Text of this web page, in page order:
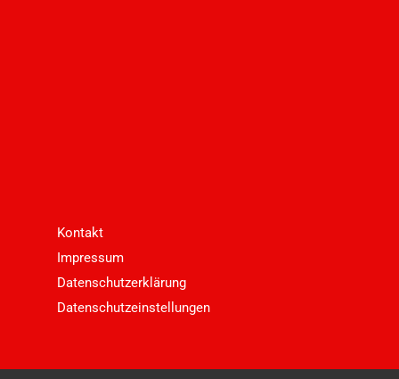
Kontakt
Impressum
Datenschutzerklärung
Datenschutzeinstellungen